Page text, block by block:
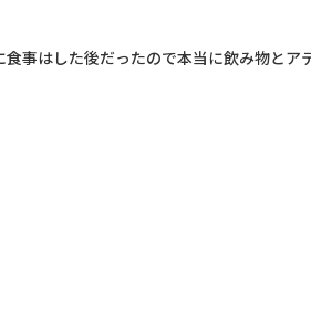
事はした後だったので本当に飲み物とア